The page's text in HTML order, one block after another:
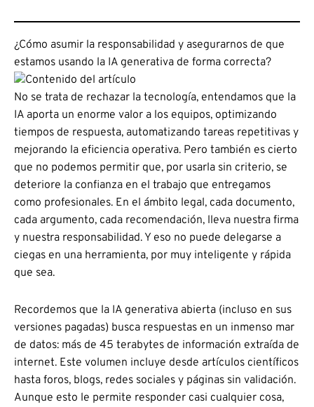
¿Cómo asumir la responsabilidad y asegurarnos de que
estamos usando la IA generativa de forma correcta?
No se trata de rechazar la tecnología, entendamos que la
IA aporta un enorme valor a los equipos, optimizando
tiempos de respuesta, automatizando tareas repetitivas y
mejorando la eficiencia operativa. Pero también es cierto
que no podemos permitir que, por usarla sin criterio, se
deteriore la confianza en el trabajo que entregamos
como profesionales. En el ámbito legal, cada documento,
cada argumento, cada recomendación, lleva nuestra firma
y nuestra responsabilidad. Y eso no puede delegarse a
ciegas en una herramienta, por muy inteligente y rápida
que sea.
Recordemos que la IA generativa abierta (incluso en sus
versiones pagadas) busca respuestas en un inmenso mar
de datos: más de 45 terabytes de información extraída de
internet. Este volumen incluye desde artículos científicos
hasta foros, blogs, redes sociales y páginas sin validación.
Aunque esto le permite responder casi cualquier cosa,